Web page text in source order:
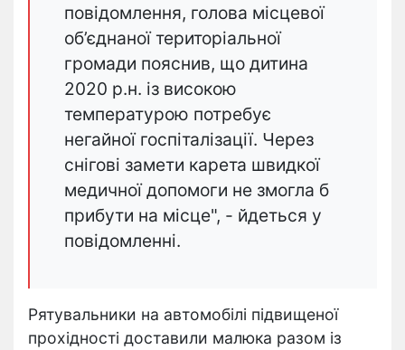
повідомлення, голова місцевої
об’єднаної територіальної
громади пояснив, що дитина
2020 р.н. із високою
температурою потребує
негайної госпіталізації. Через
снігові замети карета швидкої
медичної допомоги не змогла б
прибути на місце", - йдеться у
повідомленні.
Рятувальники на автомобілі підвищеної
прохідності доставили малюка разом із